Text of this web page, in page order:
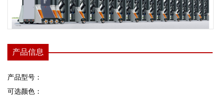
产品信息
产品型号：
可选颜色：